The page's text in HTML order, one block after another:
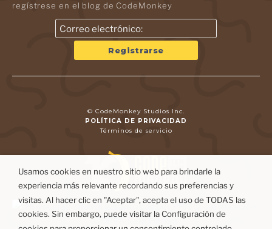
regístrese en el blog de CodeMonkey
© CodeMonkey Studios Inc.
POLÍTICA DE PRIVACIDAD
Términos de servicio
Usamos cookies en nuestro sitio web para brindarle la
experiencia más relevante recordando sus preferencias y
visitas. Al hacer clic en "Aceptar", acepta el uso de TODAS las
cookies. Sin embargo, puede visitar la Configuración de